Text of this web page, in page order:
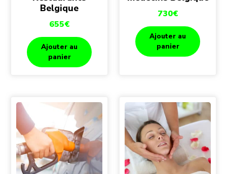
Belgique
655€
Ajouter au
panier
730€
Ajouter au
panier